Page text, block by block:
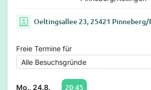
Oeltingsallee 23, 25421
Freie Termine für
Mo., 24.8. 20:45